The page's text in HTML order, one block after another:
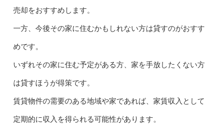
売却をおすすめします。
一方、今後その家に住むかもしれない方は貸すのがおすす
めです。
いずれその家に住む予定がある方、家を手放したくない方
は貸すほうが得策です。
賃貸物件の需要のある地域や家であれば、家賃収入として
定期的に収入を得られる可能性があります。